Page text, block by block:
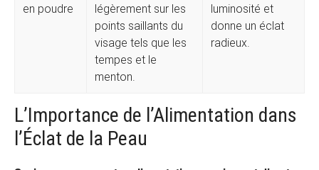
en poudre
légèrement sur les
points saillants du
visage tels que les
tempes et le
menton.
luminosité et
donne un éclat
radieux.
L’Importance de l’Alimentation dans
l’Éclat de la Peau